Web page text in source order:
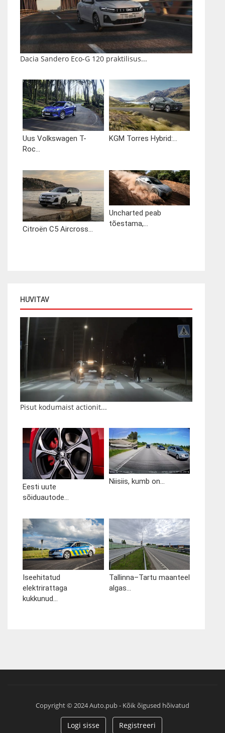
Dacia Sandero Eco-G 120 praktilisus...
Uus Volkswagen T-
Roc...
KGM Torres Hybrid:...
Citroën C5 Aircross...
Uncharted peab
tõestama,...
HUVITAV
Pisut kodumaist actionit...
Eesti uute
sõiduautode...
Niisiis, kumb on...
Iseehitatud
elektrirattaga
kukkunud...
Tallinna–Tartu maanteel
algas...
Copyright © 2024 Auto.pub - Kõik õigused hõivatud
Logi sisse Registreeri